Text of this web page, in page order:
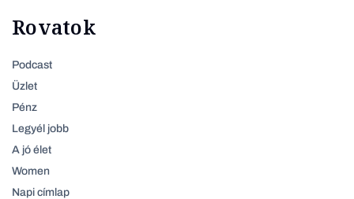
Rovatok
Podcast
Üzlet
Pénz
Legyél jobb
A jó élet
Women
Napi címlap